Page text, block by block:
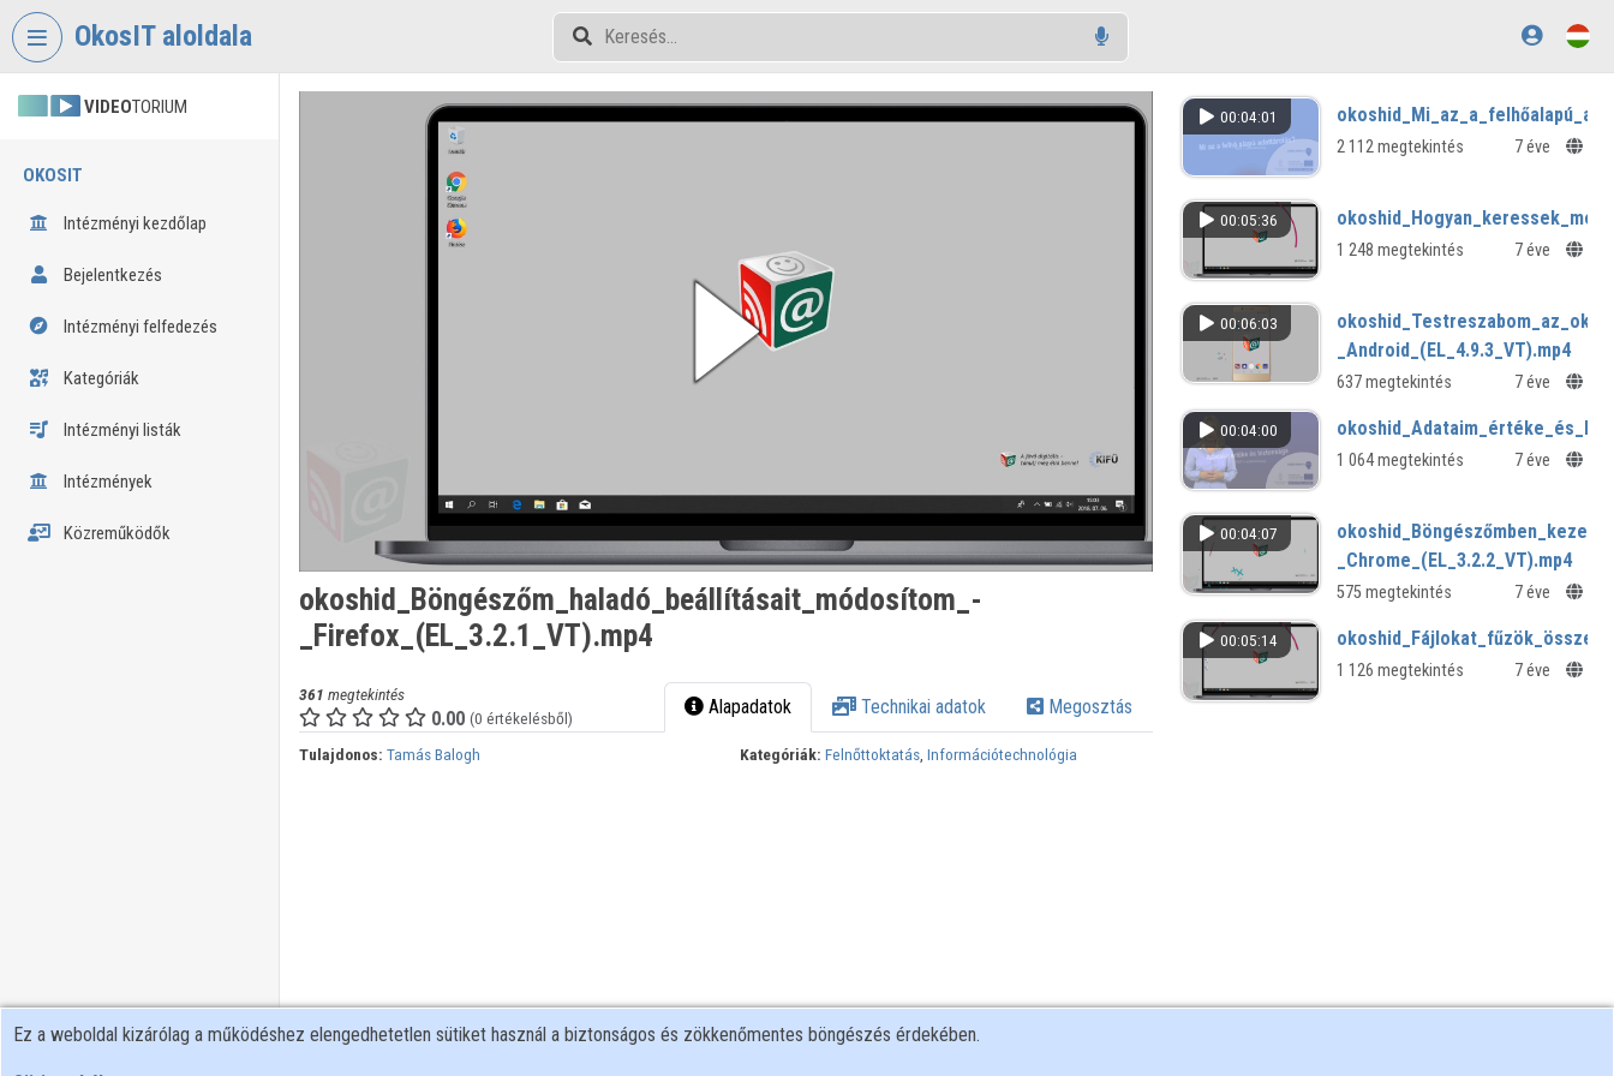
Fejléc kihagyása
OkosIT aloldala
VIDEOTORIUM
OKOSIT
Intézményi kezdőlap
Bejelentkezés
Intézményi felfedezés
Kategóriák
Intézményi listák
Intézmények
Közreműködők
okoshid_Böngészőm_haladó_beállításait_módosítom_-
_Firefox_(EL_3.2.1_VT).mp4
361 megtekintés
0.00 (0 értékelésből) Alapadatok Technikai adatok Megosztás
Tulajdonos: Tamás Balogh Kategóriák: Felnőttoktatás,Információtechnológia
00:04:01
2 112 megtekintés 7 éve
00:05:36
1 248 megtekintés 7 éve
00:06:03
_Android_(EL_4.9.3_VT).mp4
637 megtekintés 7 éve
00:04:00
1 064 megtekintés 7 éve
00:04:07
_Chrome_(EL_3.2.2_VT).mp4
575 megtekintés 7 éve
00:05:14
1 126 megtekintés 7 éve
Ez a weboldal kizárólag a működéshez elengedhetetlen sütiket használ a biztonságos és zökkenőmentes böngészés érdekében.